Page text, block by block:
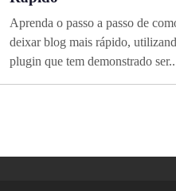
Aprenda o passo a passo de
deixar blog mais rápido,
plugin que tem demonstrado